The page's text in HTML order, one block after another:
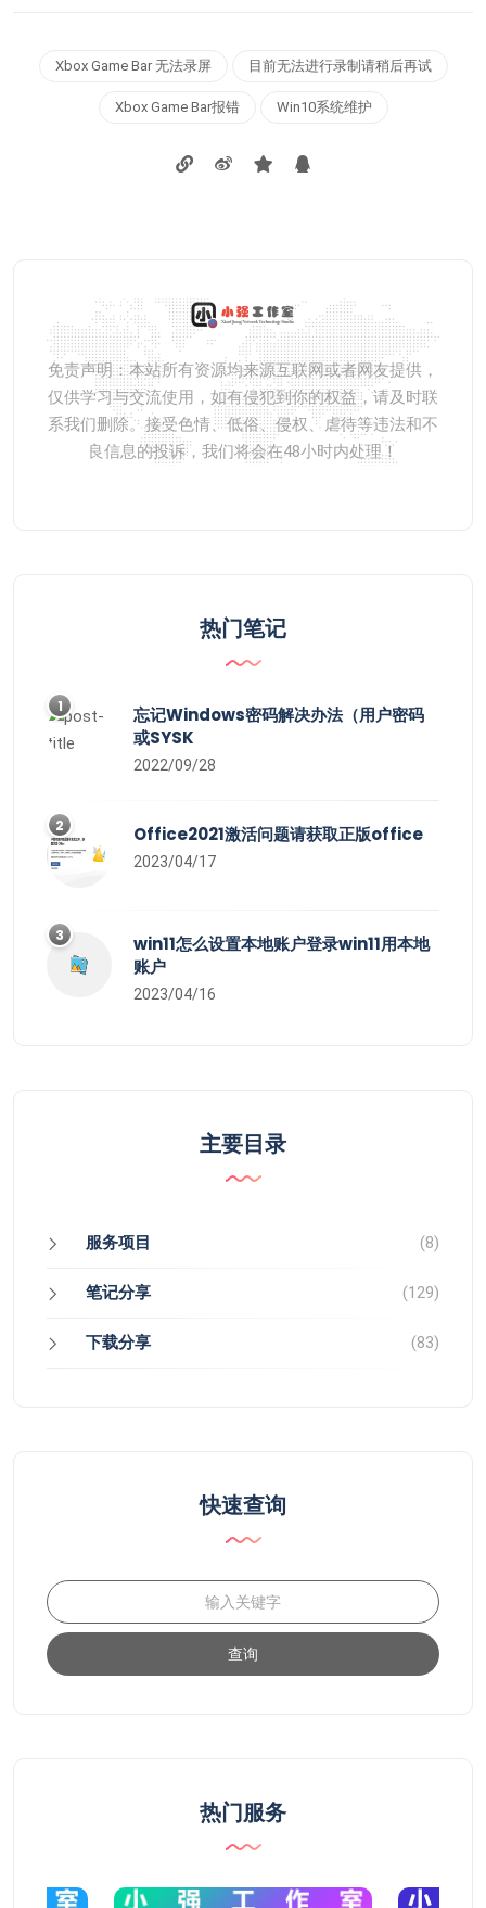
Xbox Game Bar 无法录屏 目前无法进行录制请稍后再试
Xbox Game Bar报错 Win10系统维护
免责声明：本站所有资源均来源互联网或者网友提供，
仅供学习与交流使用，如有侵犯到你的权益，请及时联
系我们删除。接受色情、低俗、侵权、虐待等违法和不
良信息的投诉，我们将会在48小时内处理！
热门笔记
1
忘记Windows密码解决办法（用户密码
或SYSK
2022/09/28
2 Office2021激活问题请获取正版office
2023/04/17
3
win11怎么设置本地账户登录win11用本地
账户
2023/04/16
主要目录
服务项目 (8)
笔记分享 (129)
下载分享 (83)
快速查询
查询
热门服务